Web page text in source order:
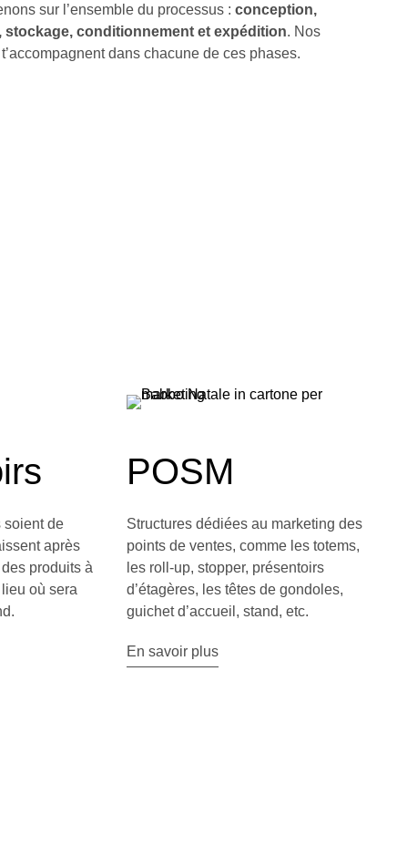
sur l’ensemble du processus : conception,
stockage, conditionnement et expédition. Nos
dans chacune de ces phases.
soient de
après
produits à
où sera
POSM
Structures dédiées au marketing des
points de ventes, comme les totems,
les roll-up, stopper, présentoirs
d’étagères, les têtes de gondoles,
guichet d’accueil, stand, etc.
En savoir plus